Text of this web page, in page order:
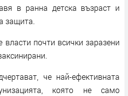
в ранна детска възраст и
защита.
почти всички заразени
че най-ефективната
която не само